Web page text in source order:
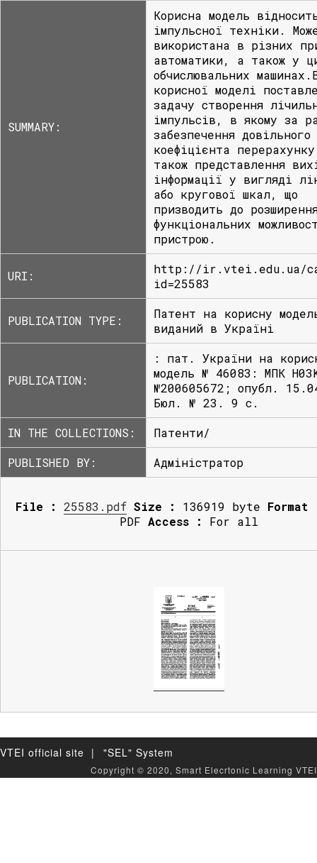
SUMMARY:
Корисна модель
імпульсної техніки.
використана в різних
автоматики, а також у
обчислювальних
корисної моделі
задачу створення
імпульсів, в якому за
забезпечення довільного
коефіцієнта
також представлення
інформації у вигляді
або кругової шкал, що
призводить до
функціональних
пристрою.
URI:
http://ir.vtei.edu.ua/
id=25583
PUBLICATION TYPE:
Патент на корисну
виданий в Україні
PUBLICATION:
: пат. України на
модель № 46083: МПК
№200605672; опубл.
Бюл. № 23. 9 с.
IN THE COLLECTIONS:
Патенти/
PUBLISHED BY:
Адміністратор
File : 25583.pdf Size : 136919 byte Format
PDF Access : For all
VTEI official site | "SEL" System
Copyright © 2020, Smart Elecrtonic Learning VTEI